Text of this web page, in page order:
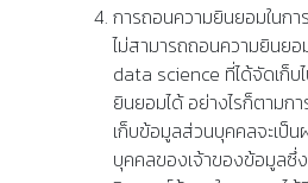
การถอนความยินยอมในก
ไม่สามารถถอนความยินยอ
data science ที่ได้จัดเก็
ยินยอมได้ อย่างไรก็ตามก
เก็บข้อมูลส่วนบุคคลจะเป็น
บุคคลของเจ้าของข้อมูลซึ่